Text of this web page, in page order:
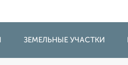
ЗЕМЕЛЬНЫЕ УЧАСТКИ